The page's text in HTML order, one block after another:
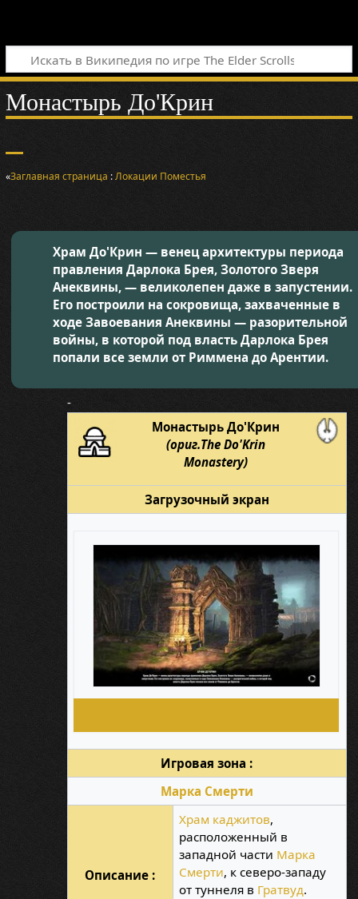
Монастырь До'Крин
«Заглавная страница :Локации Поместья
Храм До'Крин — венец архитектуры периода
правления Дарлока Брея, Золотого Зверя
Анеквины, — великолепен даже в запустении.
Его построили на сокровища, захваченные в
ходе Завоевания Анеквины — разорительной
войны, в которой под власть Дарлока Брея
попали все земли от Риммена до Арентии.
-
Монастырь До'Крин
(ориг.The Do'Krin
Monastery)
Загрузочный экран
Игровая зона :
Марка Смерти
Описание :
Храм каджитов,
расположенный в
западной части Марка
Смерти, к северо-западу
от туннеля в Гратвуд.